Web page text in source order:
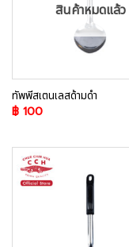
สินค้าหมดแล้ว
ทัพพีสเตนเลสด้ามดำ
฿100